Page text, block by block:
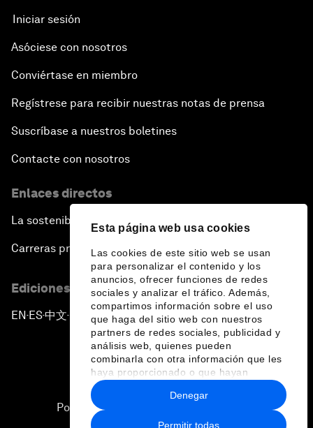
Esta página web usa cookies
Las cookies de este sitio web se usan
para personalizar el contenido y los
anuncios, ofrecer funciones de redes
sociales y analizar el tráfico. Además,
compartimos información sobre el uso
que haga del sitio web con nuestros
partners de redes sociales, publicidad y
análisis web, quienes pueden
combinarla con otra información que les
haya proporcionado o que hayan
recopilado a partir del uso que haya
hecho de sus servicios.
Permitir todas
Denegar
Iniciar sesión
Asóciese con nosotros
Conviértase en miembro
Regístrese para recibir nuestras notas de prensa
Suscríbase a nuestros boletines
Contacte con nosotros
Enlaces directos
La sostenibilidad en el Foro
Carreras profesionales
Ediciones en otros idiomas
EN ▪ES▪中文▪ 日本語
Política de privacidad y normas de uso